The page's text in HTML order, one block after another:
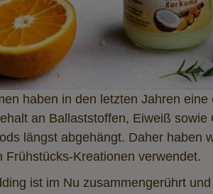
haben in den letzten Jahren
an Ballaststoffen, Eiweiß
längst abgehängt. Daher haben
Frühstücks-Kreationen verwendet.
ist im Nu zusammengerührt